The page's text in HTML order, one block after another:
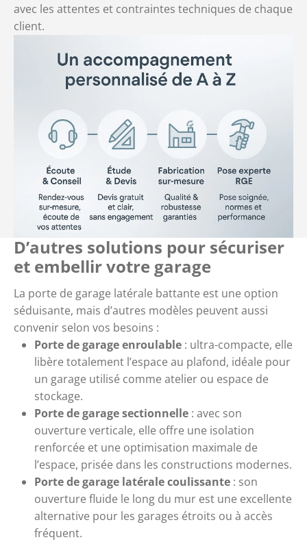
avec les attentes et contraintes techniques de chaque
client.
D’autres solutions pour sécuriser
et embellir votre garage
La porte de garage latérale battante est une option
séduisante, mais d’autres modèles peuvent aussi
convenir selon vos besoins :
Porte de garage enroulable : ultra-compacte, elle
libère totalement l’espace au plafond, idéale pour
un garage utilisé comme atelier ou espace de
stockage.
Porte de garage sectionnelle : avec son
ouverture verticale, elle offre une isolation
renforcée et une optimisation maximale de
l’espace, prisée dans les constructions modernes.
Porte de garage latérale coulissante : son
ouverture fluide le long du mur est une excellente
alternative pour les garages étroits ou à accès
fréquent.